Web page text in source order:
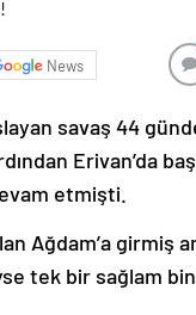
News
savaş 44
Erivan’da
etmişti.
Ağdam’a girmiş
tek bir sağlam